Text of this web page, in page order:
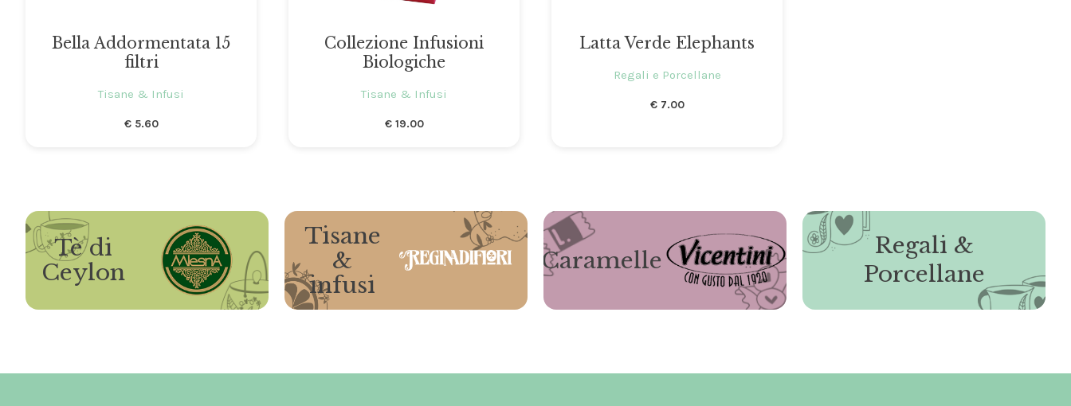
Bella Addormentata 15
filtri
Tisane & Infusi
€5.60
Collezione Infusioni
Biologiche
Tisane & Infusi
€19.00
Latta Verde Elephants
Regali e Porcellane
€7.00
Tè di
Ceylon
Tisane
&
infusi
Caramelle
Regali &
Porcellane